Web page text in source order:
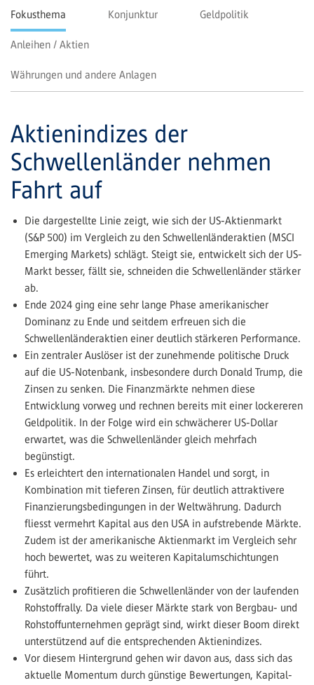
Fokusthema Konjunktur Geldpolitik
Anleihen / Aktien
Währungen und andere Anlagen
Aktienindizes der
Schwellenländer nehmen
Fahrt auf
Die dargestellte Linie zeigt, wie sich der US-Aktienmarkt
(S&P 500) im Vergleich zu den Schwellenländeraktien (MSCI
Emerging Markets) schlägt. Steigt sie, entwickelt sich der US-
Markt besser, fällt sie, schneiden die Schwellenländer stärker
ab.
Ende 2024 ging eine sehr lange Phase amerikanischer
Dominanz zu Ende und seitdem erfreuen sich die
Schwellenländeraktien einer deutlich stärkeren Performance.
Ein zentraler Auslöser ist der zunehmende politische Druck
auf die US-Notenbank, insbesondere durch Donald Trump, die
Zinsen zu senken. Die Finanzmärkte nehmen diese
Entwicklung vorweg und rechnen bereits mit einer lockereren
Geldpolitik. In der Folge wird ein schwächerer US-Dollar
erwartet, was die Schwellenländer gleich mehrfach
begünstigt.
Es erleichtert den internationalen Handel und sorgt, in
Kombination mit tieferen Zinsen, für deutlich attraktivere
Finanzierungsbedingungen in der Weltwährung. Dadurch
fliesst vermehrt Kapital aus den USA in aufstrebende Märkte.
Zudem ist der amerikanische Aktienmarkt im Vergleich sehr
hoch bewertet, was zu weiteren Kapitalumschichtungen
führt.
Zusätzlich profitieren die Schwellenländer von der laufenden
Rohstoffrally. Da viele dieser Märkte stark von Bergbau- und
Rohstoffunternehmen geprägt sind, wirkt dieser Boom direkt
unterstützend auf die entsprechenden Aktienindizes.
Vor diesem Hintergrund gehen wir davon aus, dass sich das
aktuelle Momentum durch günstige Bewertungen, Kapital­